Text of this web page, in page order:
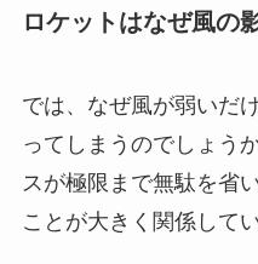
ロケットはなぜ風の
では、なぜ風が弱いだ
ってしまうのでしょう
スが極限まで無駄を省
ことが大きく関係してい